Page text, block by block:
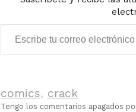
Escribe tu correo electrónico…
comics, crack
Tengo los comentarios apagados